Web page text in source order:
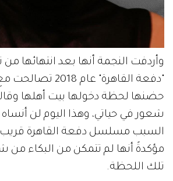
وأردفت النجمة أنها بعد انتهائها
"دفعة القاهرة" عام
حضنها لحظة دخولها بيت أهلها
شعور في حياتي، وهذا اليوم لن
السبب مسلسل دفعة القاهرة قريب
مؤكدةً أنها لم تتمكن من البكاء من
تلك اللحظة.